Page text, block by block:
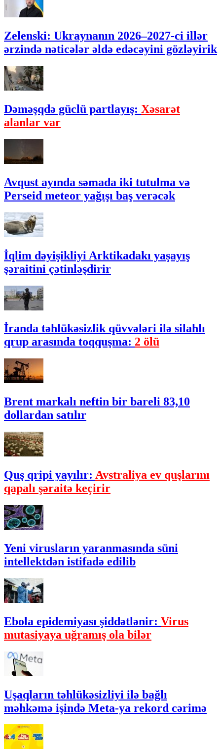
Zelenski: Ukraynanın 2026–2027-ci illər
ərzində nəticələr əldə edəcəyini gözləyirik
Dəməşqdə güclü partlayış: Xəsarət
alanlar var
Avqust ayında səmada iki tutulma və
Perseid meteor yağışı baş verəcək
İqlim dəyişikliyi Arktikadakı yaşayış
şəraitini çətinləşdirir
İranda təhlükəsizlik qüvvələri ilə silahlı
qrup arasında toqquşma: 2 ölü
Brent markalı neftin bir bareli 83,10
dollardan satılır
Quş qripi yayılır: Avstraliya ev quşlarını
qapalı şəraitə keçirir
Yeni virusların yaranmasında süni
intellektdən istifadə edilib
Ebola epidemiyası şiddətlənir: Virus
mutasiyaya uğramış ola bilər
Uşaqların təhlükəsizliyi ilə bağlı
məhkəmə işində Meta-ya rekord cərimə